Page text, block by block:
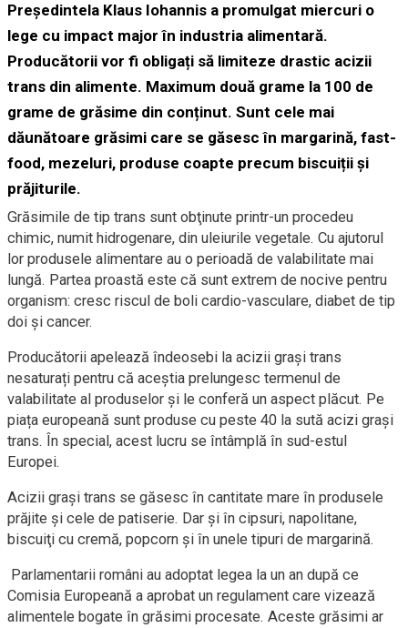
Președintela Klaus Iohannis a promulgat miercuri o
lege cu impact major în industria alimentară.
Producătorii vor fi obligați să limiteze drastic acizii
trans din alimente. Maximum două grame la 100 de
grame de grăsime din conținut. Sunt cele mai
dăunătoare grăsimi care se găsesc în margarină, fast-
food, mezeluri, produse coapte precum biscuiții și
prăjiturile.
Grăsimile de tip trans sunt obţinute printr-un procedeu
chimic, numit hidrogenare, din uleiurile vegetale. Cu ajutorul
lor produsele alimentare au o perioadă de valabilitate mai
lungă. Partea proastă este că sunt extrem de nocive pentru
organism: cresc riscul de boli cardio-vasculare, diabet de tip
doi şi cancer.
Producătorii apelează îndeosebi la acizii grași trans
nesaturați pentru că aceștia prelungesc termenul de
valabilitate al produselor și le conferă un aspect plăcut. Pe
piața europeană sunt produse cu peste 40 la sută acizi grași
trans. În special, acest lucru se întâmplă în sud-estul
Europei.
Acizii graşi trans se găsesc în cantitate mare în produsele
prăjite şi cele de patiserie. Dar şi în cipsuri, napolitane,
biscuiţi cu cremă, popcorn şi în unele tipuri de margarină.
Parlamentarii români au adoptat legea la un an după ce
Comisia Europeană a aprobat un regulament care vizează
alimentele bogate în grăsimi procesate. Aceste grăsimi ar